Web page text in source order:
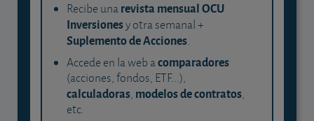
Recibe unarevista mensual OCU
Inversionesy otra semanal +
Suplemento de Acciones.
Accede en la web acomparadores
(acciones, fondos, ETF...),
calculadoras, modelos de contratos,
etc.